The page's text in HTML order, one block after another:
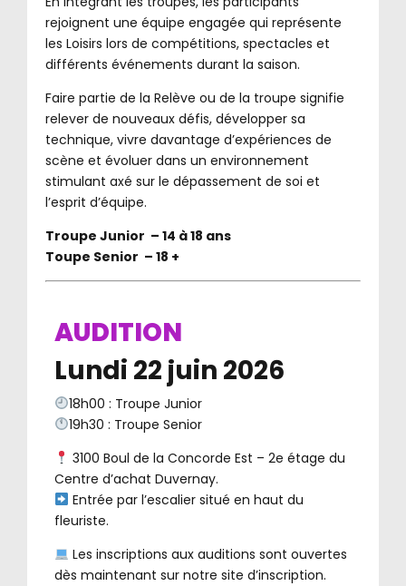
rejoignent une équipe engagée qui représente
les Loisirs lors de compétitions, spectacles et
différents événements durant la saison.
Faire partie de la Relève ou de la troupe signifie
relever de nouveaux défis, développer sa
technique, vivre davantage d’expériences de
scène et évoluer dans un environnement
stimulant axé sur le dépassement de soi et
l’esprit d’équipe.
Troupe Junior – 14 à 18 ans
Toupe Senior – 18 +
AUDITION
Lundi 22 juin 2026
18h00 : Troupe Junior
19h30 : Troupe Senior
3100 Boul de la Concorde Est – 2e étage du
Centre d’achat Duvernay.
Entrée par l’escalier situé en haut du
fleuriste.
Les inscriptions aux auditions sont ouvertes
dès maintenant sur notre site d’inscription.